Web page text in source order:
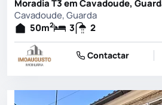
Moradia T3 em Cavadoude,
Cavadoude, Guarda
50m2 3 2
Contactar